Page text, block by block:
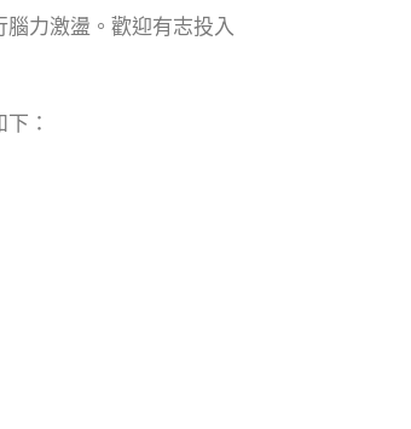
力激盪。歡迎有志投入
下：